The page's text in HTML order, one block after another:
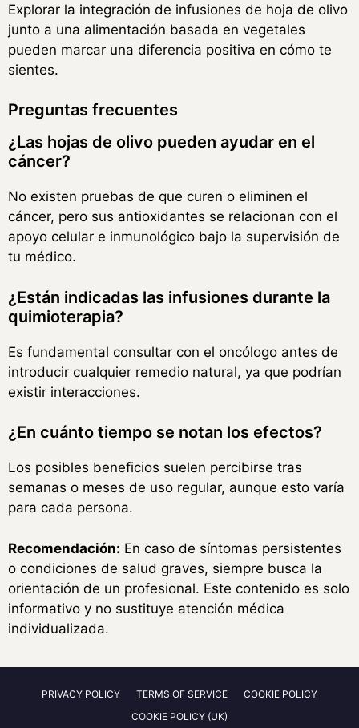
Explorar la integración de infusiones de hoja de olivo
junto a una alimentación basada en vegetales
pueden marcar una diferencia positiva en cómo te
sientes.
Preguntas frecuentes
¿Las hojas de olivo pueden ayudar en el
cáncer?
No existen pruebas de que curen o eliminen el
cáncer, pero sus antioxidantes se relacionan con el
apoyo celular e inmunológico bajo la supervisión de
tu médico.
¿Están indicadas las infusiones durante la
quimioterapia?
Es fundamental consultar con el oncólogo antes de
introducir cualquier remedio natural, ya que podrían
existir interacciones.
¿En cuánto tiempo se notan los efectos?
Los posibles beneficios suelen percibirse tras
semanas o meses de uso regular, aunque esto varía
para cada persona.
Recomendación: En caso de síntomas persistentes
o condiciones de salud graves, siempre busca la
orientación de un profesional. Este contenido es solo
informativo y no sustituye atención médica
individualizada.
PRIVACY POLICY TERMS OF SERVICE
COOKIE POLICY
COOKIE POLICY (UK)